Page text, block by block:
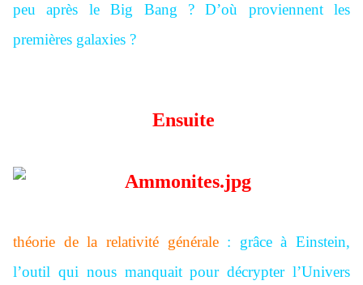
peu après le Big Bang ? D’où proviennent les
premières galaxies ?
Ensuite
théorie de la relativité générale: grâce à Einstein,
l’outil qui nous manquait pour décrypter l’Univers